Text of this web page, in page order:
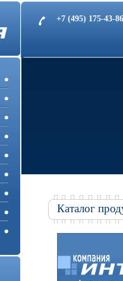
+7 (495) 175-43-
Каталог